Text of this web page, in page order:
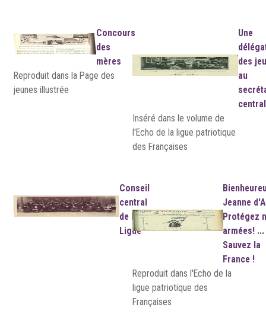
Concours
des
mères
Reproduit dans la Page des
jeunes illustrée
Une
des
au
central
Inséré dans le volume de
l'Echo de la ligue patriotique
des Françaises
Conseil
central
de la
Ligue
Jeanne
Protégez
armées! ...
Sauvez la
France !
Reproduit dans l'Echo de la
ligue patriotique des
Françaises